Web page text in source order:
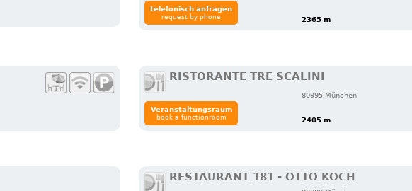
2365 m
telefonisch anfragen
request by phone
RISTORANTE TRE SCALINI
80995 München
2405 m
Veranstaltungsraum
book a functionroom
RESTAURANT 181 - OTTO KOCH